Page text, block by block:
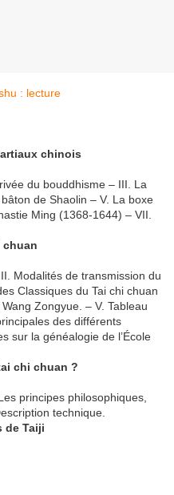
chinois
du bouddhisme – III. La
de Shaolin – V. La boxe
Ming (1368-1644) – VII.
chuan
Modalités de transmission du
Classiques du Tai chi chuan
Zongyue. – V. Tableau
des différents
sur la généalogie de l’École
chi chuan ?
principes philosophiques,
technique.
de Taiji